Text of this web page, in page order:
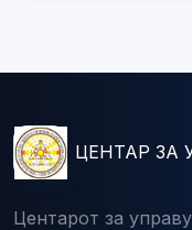
ЦЕНТАР ЗА
Центарот за